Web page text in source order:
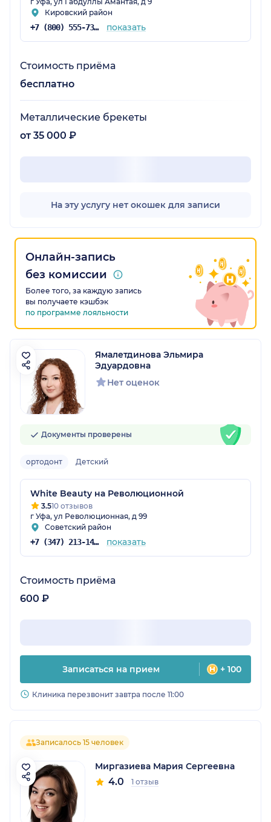
Кировский район
+7 (800) 555-73-67 показать
Стоимость приёма
бесплатно
Металлические брекеты
от 35 000 ₽
На эту услугу нет окошек для записи
Онлайн-запись
без комиссии
Более того, за каждую запись
вы получаете кэшбэк
по программе лояльности
Ямалетдинова Эльмира
Эдуардовна
Нет оценок
Документы проверены
ортодонт Детский
White Beauty на Революционной
3.510 отзывов
г Уфа, ул Революционная, д 99
Советский район
+7 (347) 213-14-23 показать
Стоимость приёма
600 ₽
Записаться на прием + 100
Клиника перезвонит завтра после 11:00
Записалось 15 человек
Миргазиева Мария Сергеевна
4.0 1 отзыв